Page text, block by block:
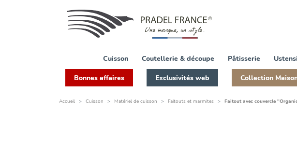
Cuisson Coutellerie & découpe Pâtisserie
Bonnes affaires
Exclusivités web Collection
Accueil Cuisson Matériel de cuisson Faitouts et marmites Faitout avec couvercle